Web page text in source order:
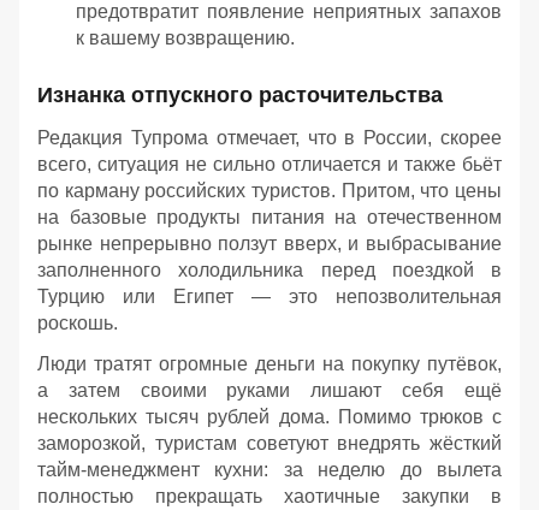
предотвратит появление неприятных запахов
к вашему возвращению.
Изнанка отпускного расточительства
Редакция Тупрома отмечает, что в России, скорее
всего, ситуация не сильно отличается и также бьёт
по карману российских туристов. Притом, что цены
на базовые продукты питания на отечественном
рынке непрерывно ползут вверх, и выбрасывание
заполненного холодильника перед поездкой в
Турцию или Египет — это непозволительная
роскошь.
Люди тратят огромные деньги на покупку путёвок,
а затем своими руками лишают себя ещё
нескольких тысяч рублей дома. Помимо трюков с
заморозкой, туристам советуют внедрять жёсткий
тайм-менеджмент кухни: за неделю до вылета
полностью прекращать хаотичные закупки в